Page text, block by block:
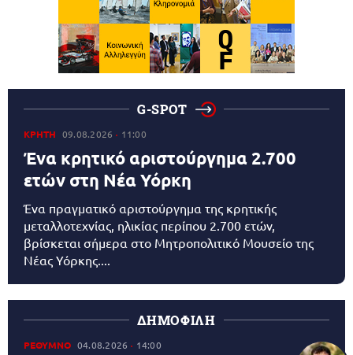
G-SPOT
ΚΡΗΤΗ 09.08.2026 11:00
Ένα κρητικό αριστούργημα 2.700
ετών στη Νέα Υόρκη
Ένα πραγματικό αριστούργημα της κρητικής
μεταλλοτεχνίας, ηλικίας περίπου 2.700 ετών,
βρίσκεται σήμερα στο Μητροπολιτικό Μουσείο της
Νέας Υόρκης....
ΔΗΜΟΦΙΛΗ
ΡΕΘΥΜΝΟ 04.08.2026 14:00